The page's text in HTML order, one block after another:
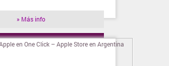
» Más info
» Visitar tienda